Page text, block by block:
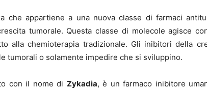
che appartiene a una nuova classe di farmaci
tumorale. Questa classe di molecole agisce
alla chemioterapia tradizionale. Gli inibitori della
tumorali o solamente impedire che si sviluppino.
con il nome di Zykadia, è un farmaco inibitore